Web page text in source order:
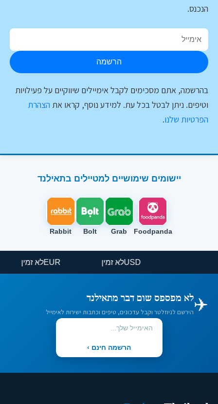
הנכנס.
הרשמה
בהרשמה, אתם מסכימים לקבל אימיילים שיווקיים על פעילויות
וטיפים. ניתן לבטל בכל עת. למידע נוסף, קראו את הצהרת
הפרטיות שלנו.
יישומים שימושיים למטיילים בתאילנד
Foodpanda
Grab
Bolt
Rabbit
USD לא זמין EUR לא זמין
✈️לא מפספס שום דבר מתאילנד
הירשם לניוזלטר וקבל עדכונים, טיפים וכתבות ישירות לאימייל
הרשמה חינם ›